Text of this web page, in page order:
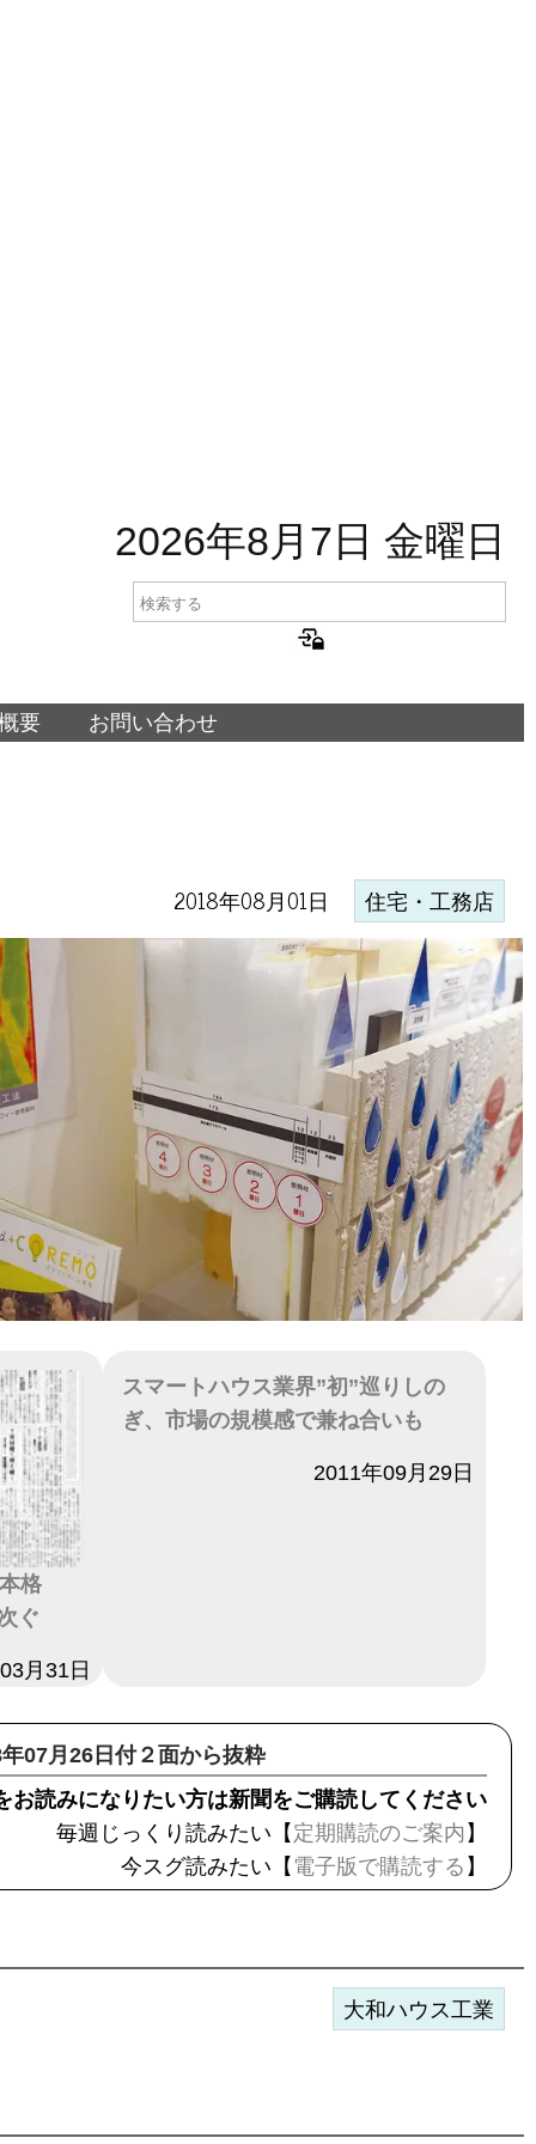
2026年8月7日 金曜日
要 お問い合わせ
2018年08月01日 住宅・工務店
格
ぐ
月31日
スマートハウス業界”初”巡りしの
ぎ、市場の規模感で兼ね合いも
2011年09月29日
07月26日付２面から抜粋
お読みになりたい方は新聞をご購読してください
毎週じっくり読みたい【 定期購読のご案内 】
今スグ読みたい【 電子版で購読する 】
大和ハウス工業